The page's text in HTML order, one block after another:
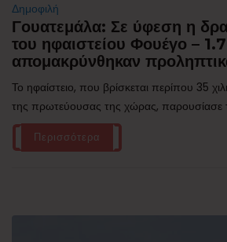
Δημοφιλή
Γουατεμάλα: Σε ύφεση η
του ηφαιστείου Φουέγο –
απομακρύνθηκαν
Το ηφαίστειο, που βρίσκεται περίπου 35
της πρωτεύουσας της χώρας, παρουσίασε
Περισσότερα